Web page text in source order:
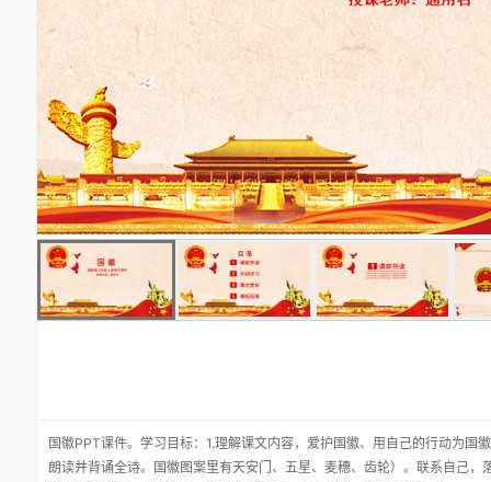
国徽PPT课件。学习目标：1.理解课文内容，爱护国徽、用自己的行动为国
朗读并背诵全诗。国徽图案里有天安门、五星、麦穗、齿轮）。联系自己